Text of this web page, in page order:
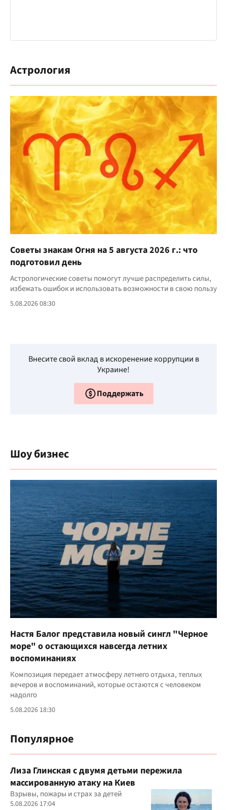
Астрология
Советы знакам Огня на 5 августа 2026 г.: что
подготовил день
Астрологические советы помогут лучше распределить силы,
избежать ошибок и использовать возможности в свою пользу
5.08.2026 08:30
Внесите свой вклад в искоренение коррупции в
Украине!
Поддержать
Шоу бизнес
Настя Балог представила новый сингл "Черное
море" о остающихся навсегда летних
воспоминаниях
Композиция передает атмосферу летнего отдыха, теплых
вечеров и воспоминаний, которые остаются с человеком
надолго
5.08.2026 18:30
Популярное
Лиза Глинская с двумя детьми пережила
массированную атаку на Киев
Взрывы, пожары и страх за детей
5.08.2026 17:04